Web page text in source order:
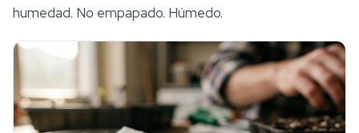
humedad. No empapado. Húmedo.